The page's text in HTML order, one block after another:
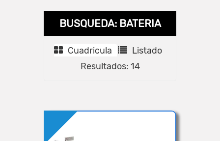
BUSQUEDA: BATERIA
Cuadricula
Listado
Resultados: 14